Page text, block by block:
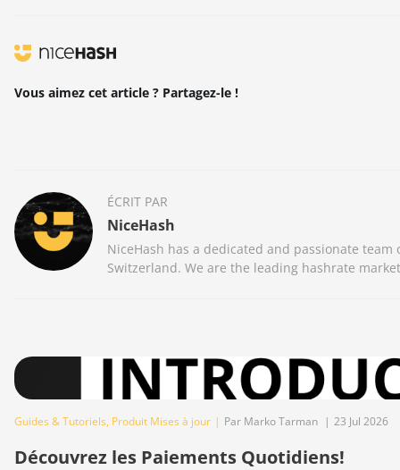
Vous aimez cet article ? Partagez-le !
ÉCRIT PAR
NiceHash
NiceHash has a dedicated and passionate
Switzerland. We are the leading hashrate
Guides & Tutoriels, Produit Mises à jour | Par Marko Tarman | 23 Jul 2026
Découvrez les Paiements Quotidiens!